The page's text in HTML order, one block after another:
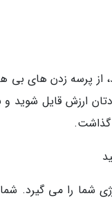
از پرسه زدن های
ارزش قایل
گذاشت.
شما را می گیرد.